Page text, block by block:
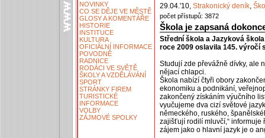
NOVINKY
CO SE DĚJE VE MĚSTĚ
GLOSY A KOMENTÁŘE
HISTORIE
INSTITUCE
KULTURA
OFICIÁLNÍ INFORMACE
POVODNĚ
RADNICE
RODÁCI VE SVĚTĚ
ŠKOLY A VZDĚLÁVÁNÍ
SPORT
STRÁNKY FIREM
TURISTICKÉ
INFORMACE
VOLBY
ZÁJMOVÉ SPOLKY
29.04.'10, Strakonický deník,
počet přístupů: 3872
Škola je zapsaná
Střední škola a Jazyková
roce 2009 oslavila 145. výročí
Studují zde převážně dívky, ale
nějací chlapci.
Škola nabízí čtyři obory
ekonomiku a podnikání,
zakončený získáním výučního
vyučujeme dva cizí světové
německého, ruského,
zajišťují rodilí mluvčí,“ informuje
zájem jako o hlavní jazyk je o